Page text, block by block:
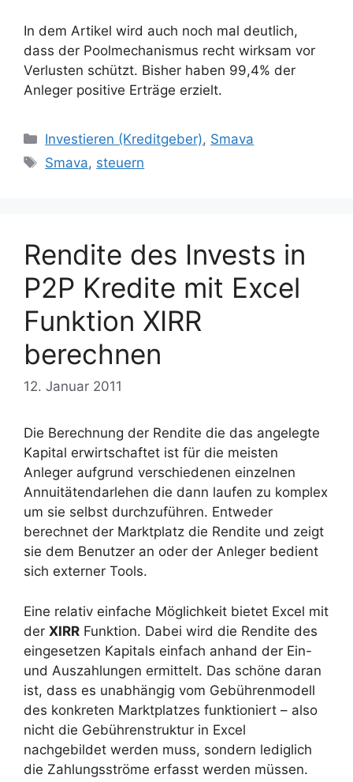
In dem Artikel wird auch noch mal deutlich,
dass der Poolmechanismus recht wirksam vor
Verlusten schützt. Bisher haben 99,4% der
Anleger positive Erträge erzielt.
Kategorien
Investieren (Kreditgeber), Smava
Schlagwörter
Smava, steuern
Rendite des Invests in
P2P Kredite mit Excel
Funktion XIRR
berechnen
12. Januar 2011
Die Berechnung der Rendite die das angelegte
Kapital erwirtschaftet ist für die meisten
Anleger aufgrund verschiedenen einzelnen
Annuitätendarlehen die dann laufen zu komplex
um sie selbst durchzuführen. Entweder
berechnet der Marktplatz die Rendite und zeigt
sie dem Benutzer an oder der Anleger bedient
sich externer Tools.
Eine relativ einfache Möglichkeit bietet Excel mit
der XIRR Funktion. Dabei wird die Rendite des
eingesetzen Kapitals einfach anhand der Ein-
und Auszahlungen ermittelt. Das schöne daran
ist, dass es unabhängig vom Gebührenmodell
des konkreten Marktplatzes funktioniert – also
nicht die Gebührenstruktur in Excel
nachgebildet werden muss, sondern lediglich
die Zahlungsströme erfasst werden müssen.